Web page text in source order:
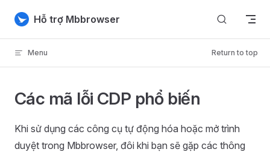
Skip to content
Hỗ trợ Mbbrowser
Menu Return to top
Các mã lỗi CDP phổ biến
Khi sử dụng các công cụ tự động hóa hoặc mở trình
duyệt trong Mbbrowser, đôi khi bạn sẽ gặp các thông